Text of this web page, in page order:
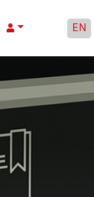
EN